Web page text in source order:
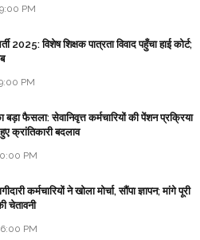
PM
2025: विशेष शिक्षक पात्रता विवाद पहुँचा हाई कोर्ट;
PM
फैसला: सेवानिवृत्त कर्मचारियों की पेंशन प्रक्रिया
क्रांतिकारी बदलाव
PM
कर्मचारियों ने खोला मोर्चा, सौंपा ज्ञापन; मांगे पूरी
चेतावनी
PM